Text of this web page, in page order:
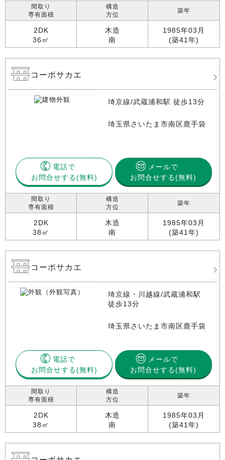
間取り
専有面積
2DK
36㎡
構造
方位
木造
南
築年
1985年03月
(築41年)
コーポサカエ
埼京線/武蔵浦和駅 徒歩13分
埼玉県さいたま市南区鹿手袋
電話で
お問合せする
メールで
お問合せする(無料)
間取り
専有面積
2DK
38㎡
構造
方位
木造
南
築年
1985年03月
(築41年)
コーポサカエ
埼京線・川越線/武蔵浦和駅
徒歩13分
埼玉県さいたま市南区鹿手袋
電話で
お問合せする
メールで
お問合せする(無料)
間取り
専有面積
2DK
38㎡
構造
方位
木造
南
築年
1985年03月
(築41年)